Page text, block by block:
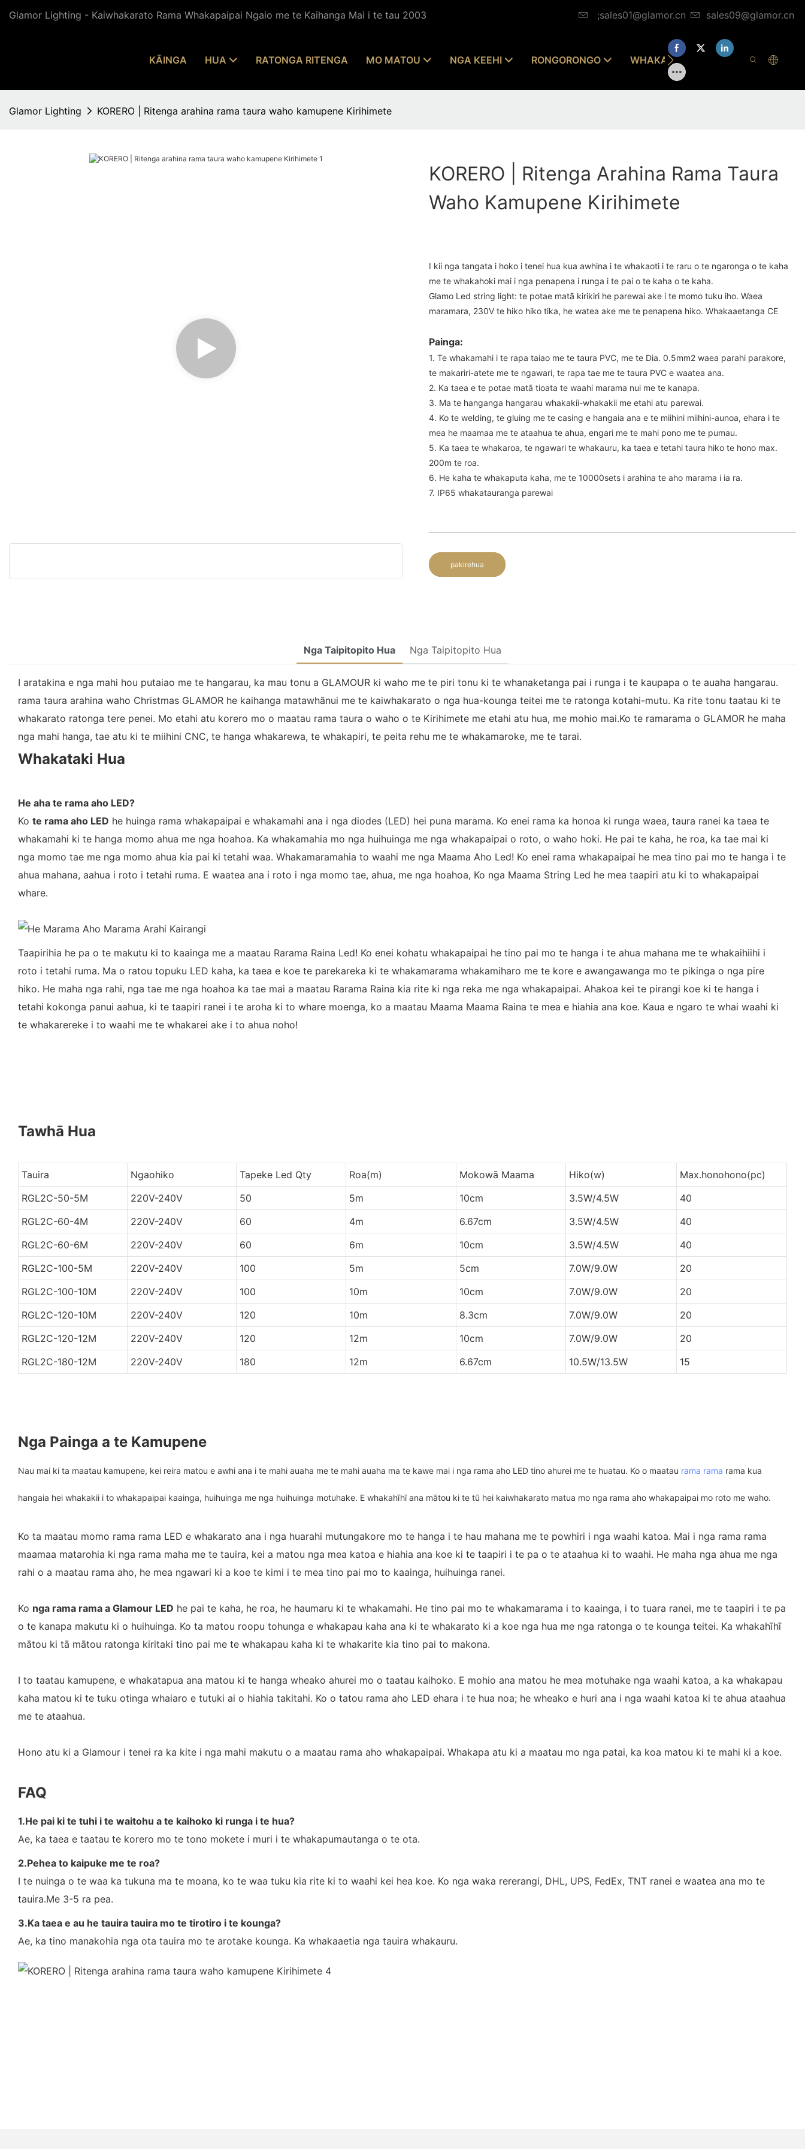
Glamor Lighting - Kaiwhakarato Rama Whakapaipai Ngaio me te Kaihanga Mai i te tau 2003 ;sales01@glamor.cn sales09@glamor.cn
KĀINGA HUA RATONGA RITENGA MO MATOU NGA KEEHI RONGORONGO WHAKAPĀ MAI
Glamor Lighting KORERO | Ritenga arahina rama taura waho kamupene Kirihimete
KORERO | Ritenga Arahina Rama Taura
Waho Kamupene Kirihimete
I kii nga tangata i hoko i tenei hua kua awhina i te whakaoti i te raru o te ngaronga o te kaha
me te whakahoki mai i nga penapena i runga i te pai o te kaha o te kaha.
Glamo Led string light: te potae matā kirikiri he parewai ake i te momo tuku iho. Waea
maramara, 230V te hiko hiko tika, he watea ake me te penapena hiko. Whakaaetanga CE
Painga:
1. Te whakamahi i te rapa taiao me te taura PVC, me te Dia. 0.5mm2 waea parahi parakore,
te makariri-atete me te ngawari, te rapa tae me te taura PVC e waatea ana.
2. Ka taea e te potae matā tioata te waahi marama nui me te kanapa.
3. Ma te hanganga hangarau whakakii-whakakii me etahi atu parewai.
4. Ko te welding, te gluing me te casing e hangaia ana e te miihini miihini-aunoa, ehara i te
mea he maamaa me te ataahua te ahua, engari me te mahi pono me te pumau.
5. Ka taea te whakaroa, te ngawari te whakauru, ka taea e tetahi taura hiko te hono max.
200m te roa.
6. He kaha te whakaputa kaha, me te 10000sets i arahina te aho marama i ia ra.
7. IP65 whakatauranga parewai
pakirehua
Nga Taipitopito Hua Nga Taipitopito Hua
I aratakina e nga mahi hou putaiao me te hangarau, ka mau tonu a GLAMOUR ki waho me te piri tonu ki te whanaketanga pai i runga i te kaupapa o te auaha hangarau.
rama taura arahina waho Christmas GLAMOR he kaihanga matawhānui me te kaiwhakarato o nga hua-kounga teitei me te ratonga kotahi-mutu. Ka rite tonu taatau ki te
whakarato ratonga tere penei. Mo etahi atu korero mo o maatau rama taura o waho o te Kirihimete me etahi atu hua, me mohio mai.Ko te ramarama o GLAMOR he maha
nga mahi hanga, tae atu ki te miihini CNC, te hanga whakarewa, te whakapiri, te peita rehu me te whakamaroke, me te tarai.
Whakataki Hua
He aha te rama aho LED?
Ko te rama aho LED he huinga rama whakapaipai e whakamahi ana i nga diodes (LED) hei puna marama. Ko enei rama ka honoa ki runga waea, taura ranei ka taea te
whakamahi ki te hanga momo ahua me nga hoahoa. Ka whakamahia mo nga huihuinga me nga whakapaipai o roto, o waho hoki. He pai te kaha, he roa, ka tae mai ki
nga momo tae me nga momo ahua kia pai ki tetahi waa. Whakamaramahia to waahi me nga Maama Aho Led! Ko enei rama whakapaipai he mea tino pai mo te hanga i te
ahua mahana, aahua i roto i tetahi ruma. E waatea ana i roto i nga momo tae, ahua, me nga hoahoa, Ko nga Maama String Led he mea taapiri atu ki to whakapaipai
whare.
Taapirihia he pa o te makutu ki to kaainga me a maatau Rarama Raina Led! Ko enei kohatu whakapaipai he tino pai mo te hanga i te ahua mahana me te whakaihiihi i
roto i tetahi ruma. Ma o ratou topuku LED kaha, ka taea e koe te parekareka ki te whakamarama whakamiharo me te kore e awangawanga mo te pikinga o nga pire
hiko. He maha nga rahi, nga tae me nga hoahoa ka tae mai a maatau Rarama Raina kia rite ki nga reka me nga whakapaipai. Ahakoa kei te pirangi koe ki te hanga i
tetahi kokonga panui aahua, ki te taapiri ranei i te aroha ki to whare moenga, ko a maatau Maama Maama Raina te mea e hiahia ana koe. Kaua e ngaro te whai waahi ki
te whakarereke i to waahi me te whakarei ake i to ahua noho!
Tawhā Hua
Tauira Ngaohiko Tapeke Led Qty Roa(m) Mokowā Maama Hiko(w)
Max.honohono(pc)
RGL2C-50-5M
220V-240V 50 5m 10cm 3.5W/4.5W
40
RGL2C-60-4M
220V-240V 60 4m 6.67cm 3.5W/4.5W
40
RGL2C-60-6M
220V-240V 60 6m 10cm 3.5W/4.5W
40
RGL2C-100-5M
220V-240V 100 5m 5cm 7.0W/9.0W
20
RGL2C-100-10M
220V-240V 100 10m 10cm 7.0W/9.0W
20
RGL2C-120-10M
220V-240V 120 10m 8.3cm 7.0W/9.0W
20
RGL2C-120-12M
220V-240V 120 12m 10cm 7.0W/9.0W
20
RGL2C-180-12M
220V-240V 180 12m 6.67cm 10.5W/13.5W 15
Nga Painga a te Kamupene
Nau mai ki ta maatau kamupene, kei reira matou e awhi ana i te mahi auaha me te mahi auaha ma te kawe mai i nga rama aho LED tino ahurei me te huatau. Ko o maatau rama rama rama kua
hangaia hei whakakii i to whakapaipai kaainga, huihuinga me nga huihuinga motuhake. E whakahīhī ana mātou ki te tū hei kaiwhakarato matua mo nga rama aho whakapaipai mo roto me waho.
Ko ta maatau momo rama rama LED e whakarato ana i nga huarahi mutungakore mo te hanga i te hau mahana me te powhiri i nga waahi katoa. Mai i nga rama rama
maamaa matarohia ki nga rama maha me te tauira, kei a matou nga mea katoa e hiahia ana koe ki te taapiri i te pa o te ataahua ki to waahi. He maha nga ahua me nga
rahi o a maatau rama aho, he mea ngawari ki a koe te kimi i te mea tino pai mo to kaainga, huihuinga ranei.
Ko nga rama rama a Glamour LED he pai te kaha, he roa, he haumaru ki te whakamahi. He tino pai mo te whakamarama i to kaainga, i to tuara ranei, me te taapiri i te pa
o te kanapa makutu ki o huihuinga. Ko ta matou roopu tohunga e whakapau kaha ana ki te whakarato ki a koe nga hua me nga ratonga o te kounga teitei. Ka whakahīhī
mātou ki tā mātou ratonga kiritaki tino pai me te whakapau kaha ki te whakarite kia tino pai to makona.
I to taatau kamupene, e whakatapua ana matou ki te hanga wheako ahurei mo o taatau kaihoko. E mohio ana matou he mea motuhake nga waahi katoa, a ka whakapau
kaha matou ki te tuku otinga whaiaro e tutuki ai o hiahia takitahi. Ko o tatou rama aho LED ehara i te hua noa; he wheako e huri ana i nga waahi katoa ki te ahua ataahua
me te ataahua.
Hono atu ki a Glamour i tenei ra ka kite i nga mahi makutu o a maatau rama aho whakapaipai. Whakapa atu ki a maatau mo nga patai, ka koa matou ki te mahi ki a koe.
FAQ
1.He pai ki te tuhi i te waitohu a te kaihoko ki runga i te hua?
Ae, ka taea e taatau te korero mo te tono mokete i muri i te whakapumautanga o te ota.
2.Pehea to kaipuke me te roa?
I te nuinga o te waa ka tukuna ma te moana, ko te waa tuku kia rite ki to waahi kei hea koe. Ko nga waka rererangi, DHL, UPS, FedEx, TNT ranei e waatea ana mo te
tauira.Me 3-5 ra pea.
3.Ka taea e au he tauira tauira mo te tirotiro i te kounga?
Ae, ka tino manakohia nga ota tauira mo te arotake kounga. Ka whakaaetia nga tauira whakauru.